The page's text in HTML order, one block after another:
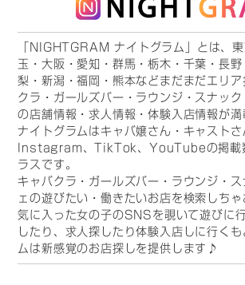
「NIGHTGRAM ナイトグラム」とは、
玉・大阪・愛知・群馬・栃木・千葉・長
梨・新潟・福岡・熊本などまだまだエリ
クラ・ガールズバー・ラウンジ・スナッ
の店舗情報・求人情報・体験入店情報が満
ナイトグラムはキャバ嬢さん・キャストさ
Instagram、TikTok、YouTubeの掲載
ラスです。
キャバクラ・ガールズバー・ラウンジ・ス
ェの遊びたい・働きたいお店を検索しちゃ
気に入った女の子のSNSを覗いて遊びに
したり、求人探したり体験入店しに行く
ムは新感覚のお店探しを提供します♪